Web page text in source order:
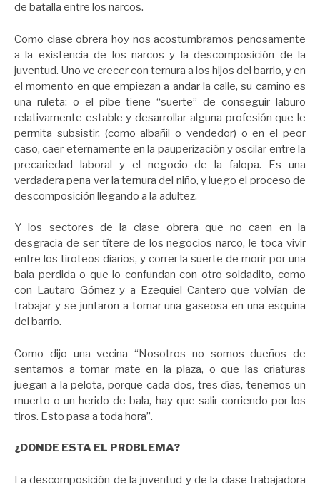
de batalla entre los narcos.
Como clase obrera hoy nos acostumbramos penosamente
a la existencia de los narcos y la descomposición de la
juventud. Uno ve crecer con ternura a los hijos del barrio, y en
el momento en que empiezan a andar la calle, su camino es
una ruleta: o el pibe tiene “suerte” de conseguir laburo
relativamente estable y desarrollar alguna profesión que le
permita subsistir, (como albañil o vendedor) o en el peor
caso, caer eternamente en la pauperización y oscilar entre la
precariedad laboral y el negocio de la falopa. Es una
verdadera pena ver la ternura del niño, y luego el proceso de
descomposición llegando a la adultez.
Y los sectores de la clase obrera que no caen en la
desgracia de ser títere de los negocios narco, le toca vivir
entre los tiroteos diarios, y correr la suerte de morir por una
bala perdida o que lo confundan con otro soldadito, como
con Lautaro Gómez y a Ezequiel Cantero que volvían de
trabajar y se juntaron a tomar una gaseosa en una esquina
del barrio.
Como dijo una vecina “Nosotros no somos dueños de
sentarnos a tomar mate en la plaza, o que las criaturas
juegan a la pelota, porque cada dos, tres días, tenemos un
muerto o un herido de bala, hay que salir corriendo por los
tiros. Esto pasa a toda hora”.
¿DONDE ESTA EL PROBLEMA?
La descomposición de la juventud y de la clase trabajadora